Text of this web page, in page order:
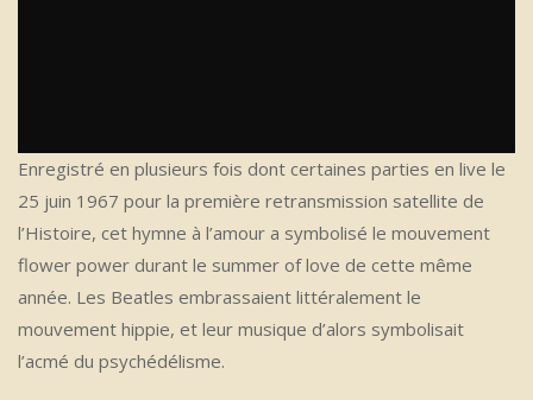
Enregistré en plusieurs fois dont certaines parties en live le
25 juin 1967 pour la première retransmission satellite de
l’Histoire, cet hymne à l’amour a symbolisé le mouvement
flower power durant le summer of love de cette même
année. Les Beatles embrassaient littéralement le
mouvement hippie, et leur musique d’alors symbolisait
l’acmé du psychédélisme.